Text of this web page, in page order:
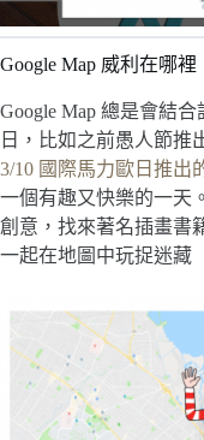
Google Map 威利在哪裡
Google Map 總是會結合
日，比如之前愚人節推
3/10 國際馬力歐日推出
一個有趣又快樂的一天。
創意，找來著名插畫書
一起在地圖中玩捉迷藏